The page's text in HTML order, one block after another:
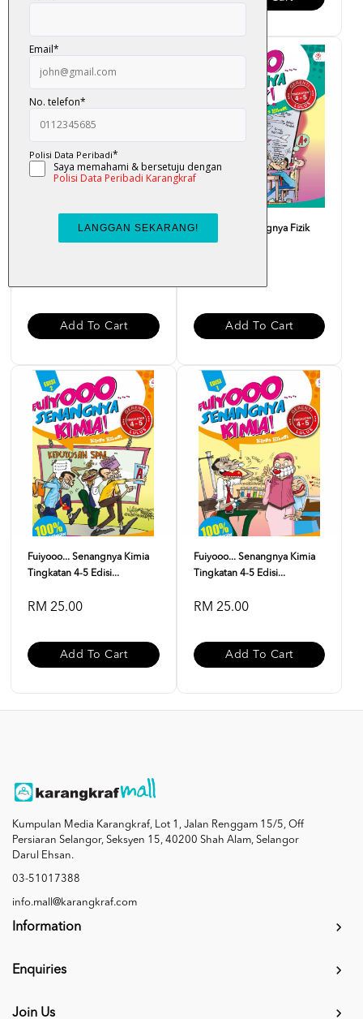
Fuiyooo... Senangnya Biologi
Tingkatan 4 - 5
Add To Cart
Fuiyooo... Senangnya Fizik
Tingkatan 4-5
Add To Cart
Fuiyooo... Senangnya Kimia
Tingkatan 4-5 Edisi...
RM 25.00
Add To Cart
Fuiyooo... Senangnya Kimia
Tingkatan 4-5 Edisi...
RM 25.00
Add To Cart
Kumpulan Media Karangkraf, Lot 1, Jalan Renggam 15/5, Off
Persiaran Selangor, Seksyen 15, 40200 Shah Alam, Selangor
Darul Ehsan.
03-51017388
info.mall@karangkraf.com
Information
Enquiries
Join Us